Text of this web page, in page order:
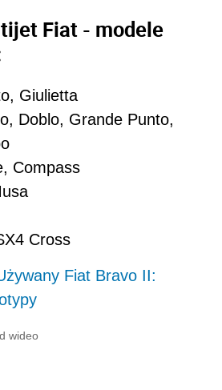
Fiat - modele
Giulietta
Doblo, Grande Punto,
Compass
Cross
Fiat Bravo II:
wideo